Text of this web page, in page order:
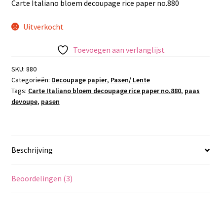
Carte Italiano bloem decoupage rice paper no.880
Uitverkocht
Toevoegen aan verlanglijst
SKU: 880
Categorieën: Decoupage papier, Pasen/ Lente
Tags: Carte Italiano bloem decoupage rice paper no.880, paas
devoupe, pasen
Beschrijving
Beoordelingen (3)